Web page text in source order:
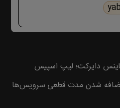
دایرکت؛ لیپ اسپیس
اضافه شدن مدت قطعی سرویس‌ها